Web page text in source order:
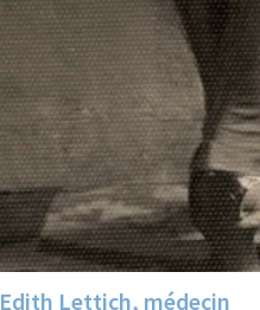
Edith Lettich, médecin